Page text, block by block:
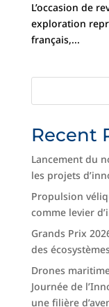
L’occasion de
exploration
français,...
Recent
Lancement du
les projets
Propulsion
comme levier
Grands Prix
des
Drones
Journée de
une filière